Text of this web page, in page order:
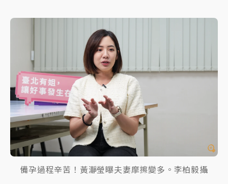
備孕過程辛苦！黃瀞瑩曝夫妻摩擦變多。李柏毅攝